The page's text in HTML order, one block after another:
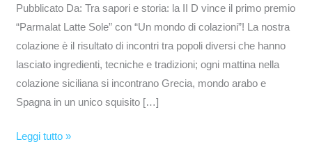
Pubblicato Da: Tra sapori e storia: la II D vince il primo premio
“Parmalat Latte Sole” con “Un mondo di colazioni”! La nostra
colazione è il risultato di incontri tra popoli diversi che hanno
lasciato ingredienti, tecniche e tradizioni; ogni mattina nella
colazione siciliana si incontrano Grecia, mondo arabo e
Spagna in un unico squisito […]
Leggi tutto »